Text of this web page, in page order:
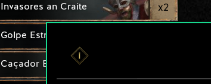
Invasores an Craite x2
Golpe Estripador
Caçador Brokvar